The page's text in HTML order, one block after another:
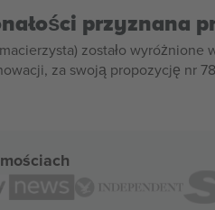
przyznana
zostało
za swoją propozycję nr